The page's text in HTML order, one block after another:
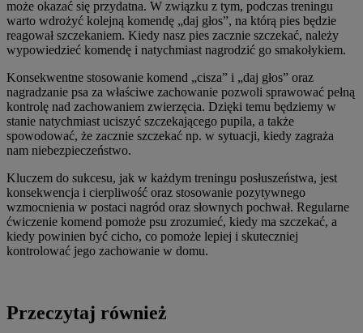
może okazać się przydatna. W związku z tym, podczas treningu
warto wdrożyć kolejną komendę „daj głos”, na którą pies będzie
reagował szczekaniem. Kiedy nasz pies zacznie szczekać, należy
wypowiedzieć komendę i natychmiast nagrodzić go smakołykiem.
Konsekwentne stosowanie komend „cisza” i „daj głos” oraz
nagradzanie psa za właściwe zachowanie pozwoli sprawować pełną
kontrolę nad zachowaniem zwierzęcia. Dzięki temu będziemy w
stanie natychmiast uciszyć szczekającego pupila, a także
spowodować, że zacznie szczekać np. w sytuacji, kiedy zagraża
nam niebezpieczeństwo.
Kluczem do sukcesu, jak w każdym treningu posłuszeństwa, jest
konsekwencja i cierpliwość oraz stosowanie pozytywnego
wzmocnienia w postaci nagród oraz słownych pochwał. Regularne
ćwiczenie komend pomoże psu zrozumieć, kiedy ma szczekać, a
kiedy powinien być cicho, co pomoże lepiej i skuteczniej
kontrolować jego zachowanie w domu.
Przeczytaj również